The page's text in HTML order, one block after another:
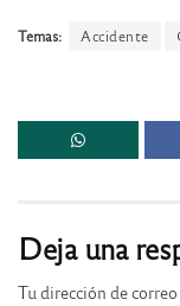
Temas: Accidente
Deja una
Tu dirección de